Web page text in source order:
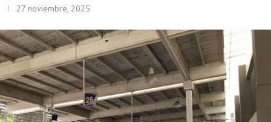
27 noviembre, 2025